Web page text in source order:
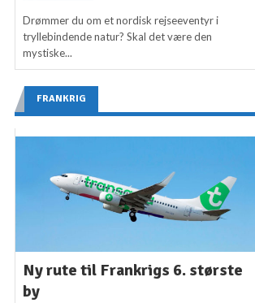
Drømmer du om et nordisk rejseeventyr i
tryllebindende natur? Skal det være den
mystiske...
FRANKRIG
Ny rute til Frankrigs 6. største
by